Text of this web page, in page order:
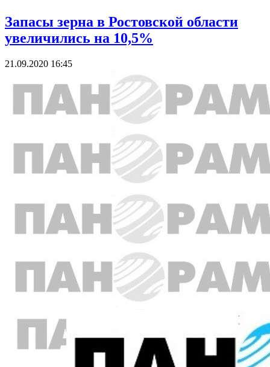
Запасы зерна в Ростовской области
увеличились на 10,5%
21.09.2020 16:45